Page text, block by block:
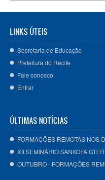
LINKS ÚTEIS
Secretaria de Educação
Prefeitura do Recife
Fale conosco
Entrar
ÚLTIMAS NOTÍCIAS
FORMAÇÕES REMOTAS NOS
XII SEMINÁRIO SANKOFA
OUTUBRO - FORMAÇÕES